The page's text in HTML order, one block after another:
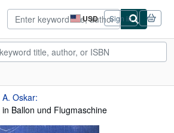
USD
Site
shopping
preferences
Sign in
Oskar:
Ballon und Flugmaschine